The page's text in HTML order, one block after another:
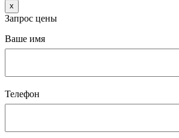
x
Запрос цены
Ваше имя
Телефон